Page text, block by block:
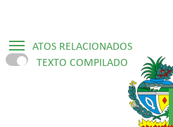
ATOS RELACIONADOS
▷ Constituição Estadual /1989
▷ Lei Ordinária Nº 22.853/2024
TEXTO COMPILADO